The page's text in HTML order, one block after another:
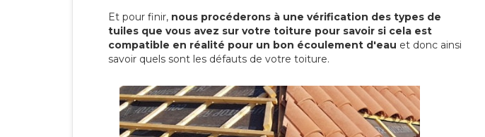
Et pour finir, nous procéderons à une vérification des types de
tuiles que vous avez sur votre toiture pour savoir si cela est
compatible en réalité pour un bon écoulement d'eau et donc ainsi
savoir quels sont les défauts de votre toiture.